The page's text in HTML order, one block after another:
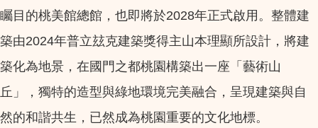
矚目的桃美館總館，也即將於2028年正式啟用。整體建
築由2024年普立玆克建築獎得主山本理顯所設計，將建
築化為地景，在國門之都桃園構築出一座「藝術山
丘」，獨特的造型與綠地環境完美融合，呈現建築與自
然的和諧共生，已然成為桃園重要的文化地標。